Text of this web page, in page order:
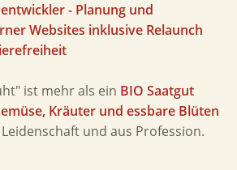
- Planung und
Websites inklusive Relaunch
ist mehr als ein BIO Saatgut
Kräuter und essbare Blüten
und aus Profession.